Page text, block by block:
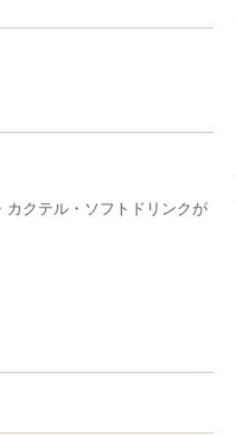
クテル・ソフトドリンクが